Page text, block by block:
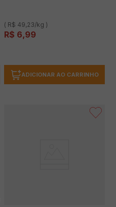
( R$ 49,23/kg )
R$ 6,99
ADICIONAR AO CARRINHO